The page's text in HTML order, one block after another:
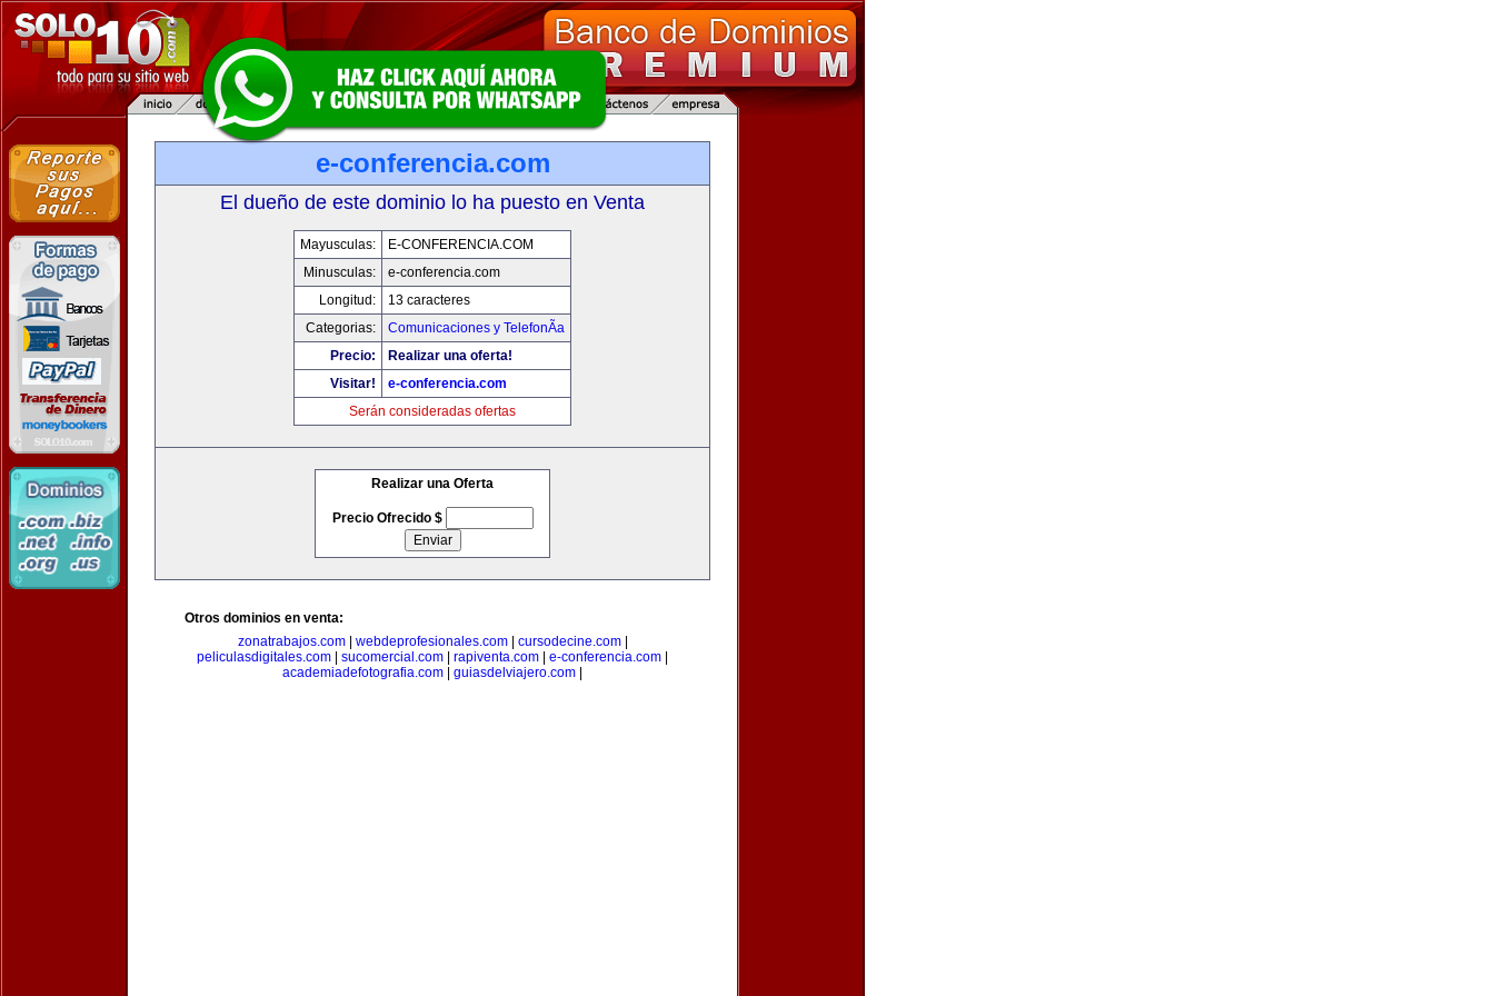
e-conferencia.com
El dueño de este dominio lo ha puesto en Venta
Mayusculas:
E-CONFERENCIA.COM
Minusculas:
e-conferencia.com
Longitud:
13 caracteres
Categorias:
Comunicaciones y TelefonÃ­a
Precio:
Realizar una oferta!
Visitar!
e-conferencia.com
Serán consideradas ofertas
Realizar una Oferta
Precio Ofrecido $
Otros dominios en venta:
zonatrabajos.com| webdeprofesionales.com| cursodecine.com|
peliculasdigitales.com
sucomercial.com rapiventa.com e-conferencia.com
academiadefotografia.com
guiasdelviajero.com